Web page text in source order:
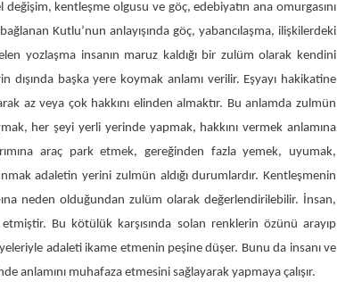
kentleşme olgusu ve göç, edebiyatın ana omurgasını
Kutlu’nun anlayışında göç, yabancılaşma, ilişkilerdeki
yozlaşma insanın maruz kaldığı bir zulüm olarak kendini
başka yere koymak anlamı verilir. Eşyayı hakikatine
az veya çok hakkını elinden almaktır. Bu anlamda zulmün
her şeyi yerli yerinde yapmak, hakkını vermek anlamına
araç park etmek, gereğinden fazla yemek, uyumak,
adaletin yerini zulmün aldığı durumlardır. Kentleşmenin
neden olduğundan zulüm olarak değerlendirilebilir. İnsan,
Bu kötülük karşısında solan renklerin özünü arayıp
adaleti ikame etmenin peşine düşer. Bunu da insanı ve
anlamını muhafaza etmesini sağlayarak yapmaya çalışır.